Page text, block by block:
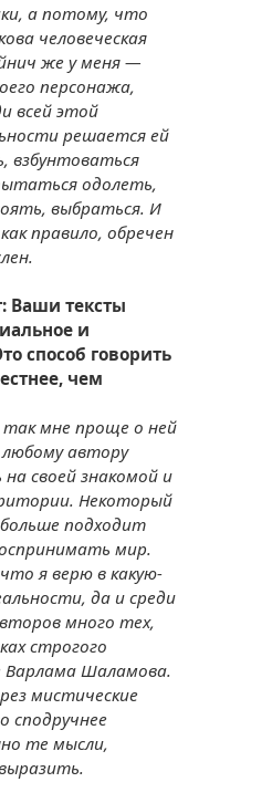
а потому, что
человеческая
же у меня —
персонажа,
всей этой
решается ей
взбунтоваться
одолеть,
выбраться. И
правило, обречен
Ваши тексты
и
способ говорить
чем
так мне проще о ней
автору
своей знакомой и
Некоторый
подходит
мир.
я верю в какую-
да и среди
много тех,
строгого
Варлама Шаламова.
мистические
сподручнее
те мысли,